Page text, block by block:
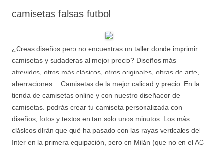
camisetas falsas futbol
¿Creas diseños pero no encuentras un taller donde imprimir
camisetas y sudaderas al mejor precio? Diseños más
atrevidos, otros más clásicos, otros originales, obras de arte,
aberraciones… Camisetas de la mejor calidad y precio. En la
tienda de camisetas online y con nuestro diseñador de
camisetas, podrás crear tu camiseta personalizada con
diseños, fotos y textos en tan solo unos minutos. Los más
clásicos dirán que qué ha pasado con las rayas verticales del
Inter en la primera equipación, pero en Milán (que no en el AC